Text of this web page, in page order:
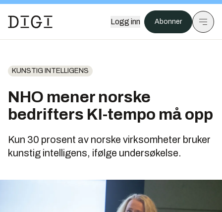
Logg inn Abonner
KUNSTIG INTELLIGENS
NHO mener norske
bedrifters KI-tempo må opp
Kun 30 prosent av norske virksomheter bruker
kunstig intelligens, ifølge undersøkelse.